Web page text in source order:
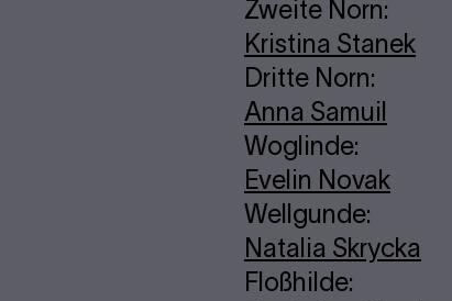
Zweite Norn:
Kristina Stanek
Dritte Norn:
Anna Samuil
Woglinde:
Evelin Novak
Wellgunde:
Natalia Skrycka
Floßhilde: